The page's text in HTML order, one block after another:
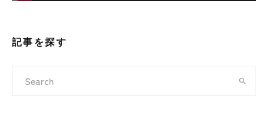
記事を探す